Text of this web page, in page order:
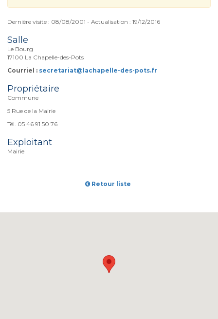
Dernière visite : 08/08/2001 - Actualisation : 19/12/2016
Salle
Le Bourg
17100 La Chapelle-des-Pots
Courriel : secretariat@lachapelle-des-pots.fr
Propriétaire
Commune
5 Rue de la Mairie
Tél. 05 46 91 50 76
Exploitant
Mairie
Retour liste